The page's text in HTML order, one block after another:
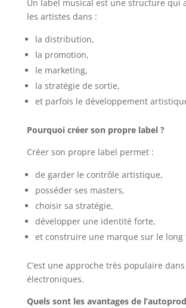
Un label musical est une structure qui
les artistes dans :
la distribution,
la promotion,
le marketing,
la stratégie de sortie,
et parfois le développement
Pourquoi créer son propre label ?
Créer son propre label permet :
de garder le contrôle artistique,
posséder ses masters,
choisir sa stratégie,
développer une identité forte,
et construire une marque sur le long
C’est une approche très populaire
électroniques.
Quels sont les avantages de